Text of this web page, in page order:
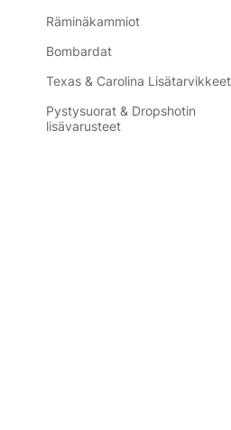
Räminäkammiot
Bombardat
Texas & Carolina Lisätarvikkeet
Pystysuorat & Dropshotin
lisävarusteet